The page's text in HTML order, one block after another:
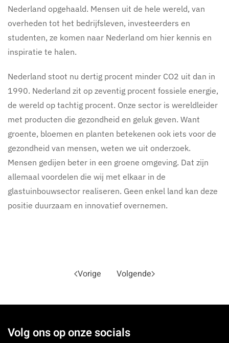
Nederland opgehaald. Mensen uit de hele wereld, van
overheden tot het bedrijfsleven, investeerders en
studenten, ze komen naar Nederland om hier kennis en
inspiratie te halen.
Nederland stoot nu dertig procent minder CO2 uit dan in
1990. Nederland zit op zeventig procent fossiele energie,
de wereld op tachtig procent. Onze sector is wereldleider
met producten die gezondheid en geluk geven. Want
groente, bloemen en planten betekenen ook iets voor de
gezondheid van mensen, weten we uit onderzoek.
Mensen gedijen beter in een groene omgeving. Dat zijn
allemaal voordelen die wij met elkaar in de
glastuinbouwsector realiseren. Geen enkel land kan deze
positie duurzaam en innovatief overnemen.
Vorige Volgende
Volg ons op onze socials